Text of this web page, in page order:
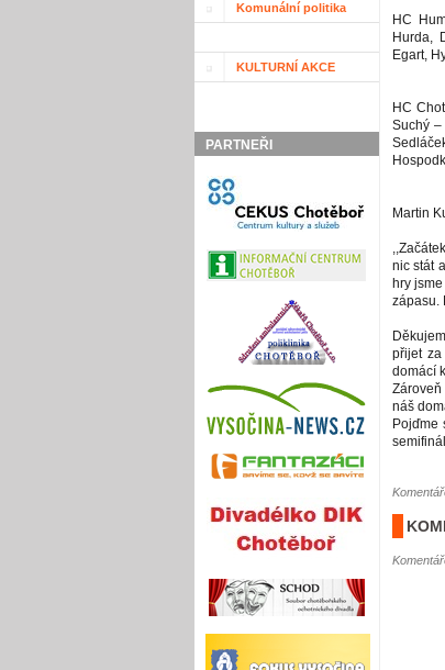
Komunální politika
KULTURNÍ AKCE
PARTNEŘI
HC
Hurda,
Egart,
HC
Suchý
Martin
nic stát
hry
zápasu.
přijet za
domácí
náš
Pojďme